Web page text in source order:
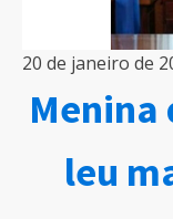
20 de janeiro de
Menina
leu